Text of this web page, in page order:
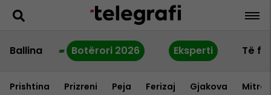
Ballina Botërori 2026 Eksperti Të
Prishtina Prizreni Peja Ferizaj Gjakova